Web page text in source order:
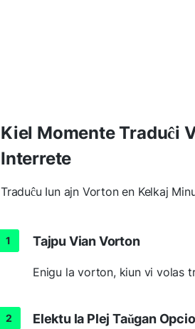
Kiel Momente Traduĉi
Interrete
Traduĉu Iun ajn Vorton en Kelkaj
Tajpu Vian Vorton
Enigu la vorton, kiun vi volas
Elektu la Plej Taŭgan